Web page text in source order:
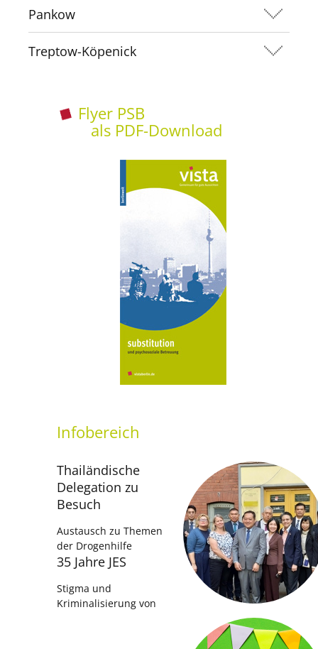
Pankow
Treptow-Köpenick
Flyer PSB
als PDF-Download
Infobereich
Thailändische
Delegation zu
Besuch
Austausch zu Themen
der Drogenhilfe
35 Jahre JES
Stigma und
Kriminalisierung von